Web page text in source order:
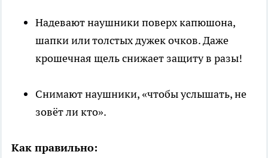
Надевают наушники поверх капюшона,
шапки или толстых дужек очков. Даже
крошечная щель снижает защиту в разы!
Снимают наушники, «чтобы услышать, не
зовёт ли кто».
Как правильно: